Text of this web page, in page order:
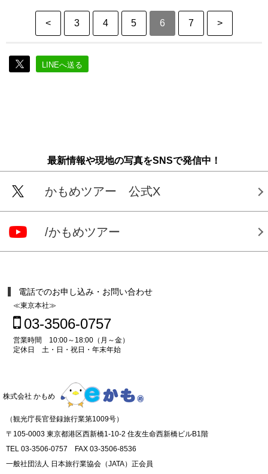
< 3 4 5 6 7 >
LINEへ送る
最新情報や現地の写真をSNSで発信中！
かもめツアー 公式X
/かもめツアー
電話でのお申し込み・お問い合わせ
≪東京本社≫
03-3506-0757
営業時間 10:00～18:00（月～金）
定休日 土・日・祝日・年末年始
株式会社 かもめ
（観光庁長官登録旅行業第1009号）
〒105-0003 東京都港区西新橋1-10-2 住友生命西新橋ビルB1階
TEL 03-3506-0757 FAX 03-3506-8536
一般社団法人 日本旅行業協会（JATA）正会員